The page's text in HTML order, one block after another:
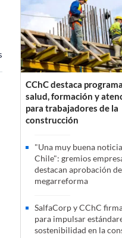
CChC destaca
salud, formación y
para trabajadores de la
construcción
"Una muy buena
Chile": gremios
destacan aprobación
megarreforma
SalfaCorp y CChC
para impulsar
sostenibilidad en la